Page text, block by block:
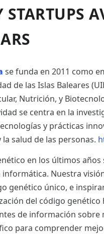
se funda en 2011 como
de las Islas Baleares
Nutrición, y
se centra en la
y prácticas
salud de las personas.
en los últimos
informática. Nuestra
genético único, e
del código
de información
para comprender